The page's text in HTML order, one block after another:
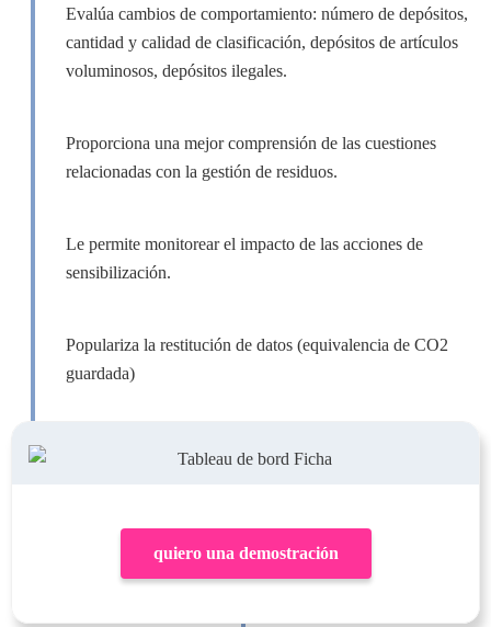
quiero una demostración
Evalúa cambios de comportamiento: número de depósitos,
cantidad y calidad de clasificación, depósitos de artículos
voluminosos, depósitos ilegales.
Proporciona una mejor comprensión de las cuestiones
relacionadas con la gestión de residuos.
Le permite monitorear el impacto de las acciones de
sensibilización.
Populariza la restitución de datos (equivalencia de CO2
guardada)